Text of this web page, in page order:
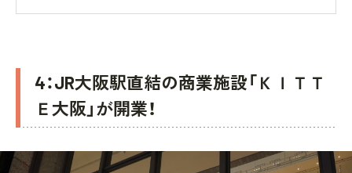
4：JR大阪駅直結の商業施設「ＫＩＴＴ
Ｅ大阪」が開業！